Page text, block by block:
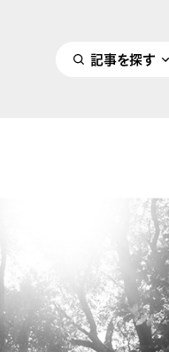
記事を探す